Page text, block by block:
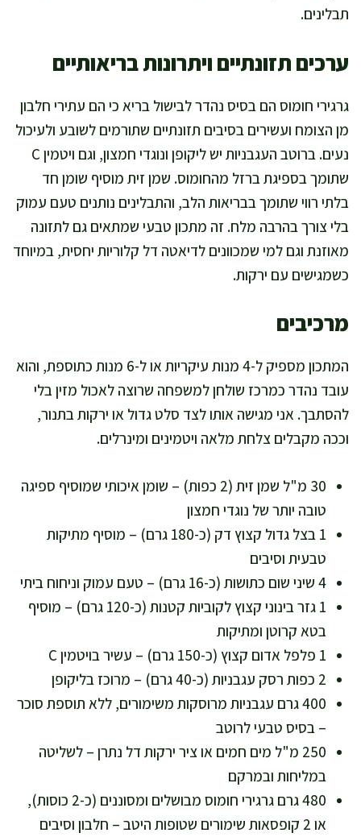
תבלינים.
ערכים תזונתיים ויתרונות בריאותיים
גרגירי חומוס הם בסיס נהדר לבישול בריא כי הם עתירי חלבון
מן הצומח ועשירים בסיבים תזונתיים שתורמים לשובע ולעיכול
נעים. ברוטב העגבניות יש ליקופן ונוגדי חמצון, וגם ויטמין C
שתומך בספיגת ברזל מהחומוס. שמן זית מוסיף שומן חד
בלתי רווי שתומך בבריאות הלב, והתבלינים נותנים טעם עמוק
בלי צורך בהרבה מלח. זה מתכון טבעי שמתאים גם לתזונה
מאוזנת וגם למי שמכוונים לדיאטה דל קלוריות יחסית, במיוחד
כשמגישים עם ירקות.
מרכיבים
המתכון מספיק ל-4 מנות עיקריות או ל-6 מנות כתוספת, והוא
עובד נהדר כמרכז שולחן למשפחה שרוצה לאכול מזין בלי
להסתבך. אני מגישה אותו לצד סלט גדול או ירקות בתנור,
וככה מקבלים צלחת מלאה ויטמינים ומינרלים.
30 מ"ל שמן זית (2 כפות) – שומן איכותי שמוסיף ספיגה
טובה יותר של נוגדי חמצון
1 בצל גדול קצוץ דק (כ-180 גרם) – מוסיף מתיקות
טבעית וסיבים
4 שיני שום כתושות (כ-16 גרם) – טעם עמוק וניחוח ביתי
1 גזר בינוני קצוץ לקוביות קטנות (כ-120 גרם) – מוסיף
בטא קרוטן ומתיקות
1 פלפל אדום קצוץ (כ-150 גרם) – עשיר בויטמין C
2 כפות רסק עגבניות (כ-40 גרם) – מרוכז בליקופן
400 גרם עגבניות מרוסקות משימורים, ללא תוספת סוכר
– בסיס טבעי לרוטב
250 מ"ל מים חמים או ציר ירקות דל נתרן – לשליטה
במליחות ובמרקם
480 גרם גרגירי חומוס מבושלים ומסוננים (כ-2 כוסות),
או 2 קופסאות שימורים שטופות היטב – חלבון וסיבים